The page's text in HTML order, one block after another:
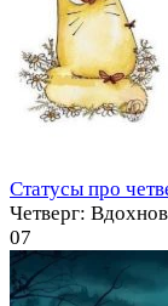
Статусы про
Четверг:
07